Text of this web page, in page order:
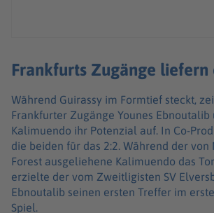
Frankfurts Zugänge
Während Guirassy im Formtief steckt,
Frankfurter Zugänge Younes Ebnoutalib
Kalimuendo ihr Potenzial auf. In Co-
die beiden für das 2:2. Während der von
Forest ausgeliehene Kalimuendo das
erzielte der vom Zweitligisten SV
Ebnoutalib seinen ersten Treffer im
Spiel.